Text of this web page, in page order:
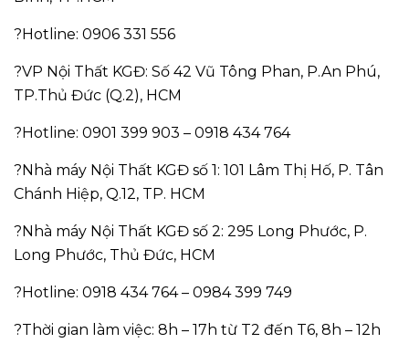
?Hotline: 0906 331 556
?VP Nội Thất KGĐ: Số 42 Vũ Tông Phan, P.An Phú,
TP.Thủ Đức (Q.2), HCM
?Hotline: 0901 399 903 – 0918 434 764
?Nhà máy Nội Thất KGĐ số 1: 101 Lâm Thị Hố, P. Tân
Chánh Hiệp, Q.12, TP. HCM
?Nhà máy Nội Thất KGĐ số 2: 295 Long Phước, P.
Long Phước, Thủ Đức, HCM
?Hotline: 0918 434 764 – 0984 399 749
?Thời gian làm việc: 8h – 17h từ T2 đến T6, 8h – 12h